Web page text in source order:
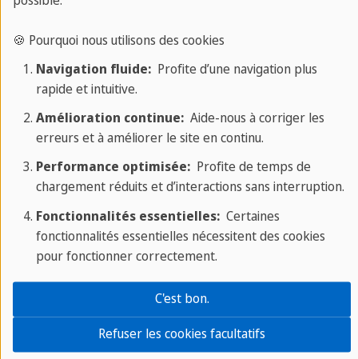
Londres
Barcelone
Ressources
Magazine
Guides de voyage
Guides d'apprentissage
Tests en ligne
Catalogues
🍪 Pourquoi nous utilisons des cookies
Navigation fluide:Profite d’une navigation plus
rapide et intuitive.
Amélioration continue:Aide-nous à corriger les
erreurs et à améliorer le site en continu.
Performance optimisée:Profite de temps de
chargement réduits et d’interactions sans interruption.
Fonctionnalités essentielles:Certaines
fonctionnalités essentielles nécessitent des cookies
pour fonctionner correctement.
Refuser les cookies facultatifs
C'est bon.